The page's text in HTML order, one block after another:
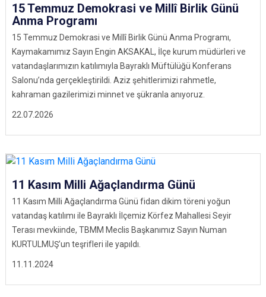
22.07.2026
15 Temmuz Demokrasi ve Millî Birlik Günü
Anma Programı
15 Temmuz Demokrasi ve Millî Birlik Günü Anma Programı,
Kaymakamımız Sayın Engin AKSAKAL, İlçe kurum müdürleri ve
vatandaşlarımızın katılımıyla Bayraklı Müftülüğü Konferans
Salonu’nda gerçekleştirildi. Aziz şehitlerimizi rahmetle,
kahraman gazilerimizi minnet ve şükranla anıyoruz.
11.11.2024
11 Kasım Milli Ağaçlandırma Günü
11 Kasım Milli Ağaçlandırma Günü fidan dikim töreni yoğun
vatandaş katılımı ile Bayraklı İlçemiz Körfez Mahallesi Seyir
Terası mevkiinde, TBMM Meclis Başkanımız Sayın Numan
KURTULMUŞ’un teşrifleri ile yapıldı.